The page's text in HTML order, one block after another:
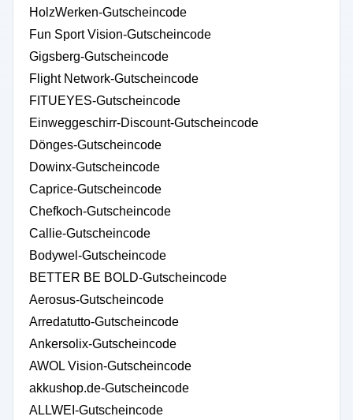
HolzWerken-Gutscheincode
Fun Sport Vision-Gutscheincode
Gigsberg-Gutscheincode
Flight Network-Gutscheincode
FITUEYES-Gutscheincode
Einweggeschirr-Discount-Gutscheincode
Dönges-Gutscheincode
Dowinx-Gutscheincode
Caprice-Gutscheincode
Chefkoch-Gutscheincode
Callie-Gutscheincode
Bodywel-Gutscheincode
BETTER BE BOLD-Gutscheincode
Aerosus-Gutscheincode
Arredatutto-Gutscheincode
Ankersolix-Gutscheincode
AWOL Vision-Gutscheincode
akkushop.de-Gutscheincode
ALLWEI-Gutscheincode